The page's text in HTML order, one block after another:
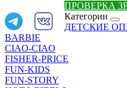
ПРОВЕРКА
Категории
ДЕТСКИЕ
BARBIE
CIAO-CIAO
FISHER-PRICE
FUN-KIDS
FUN-STORY